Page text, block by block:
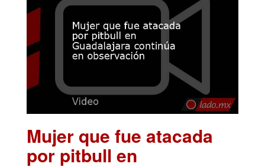
Mujer que fue atacada
por pitbull en